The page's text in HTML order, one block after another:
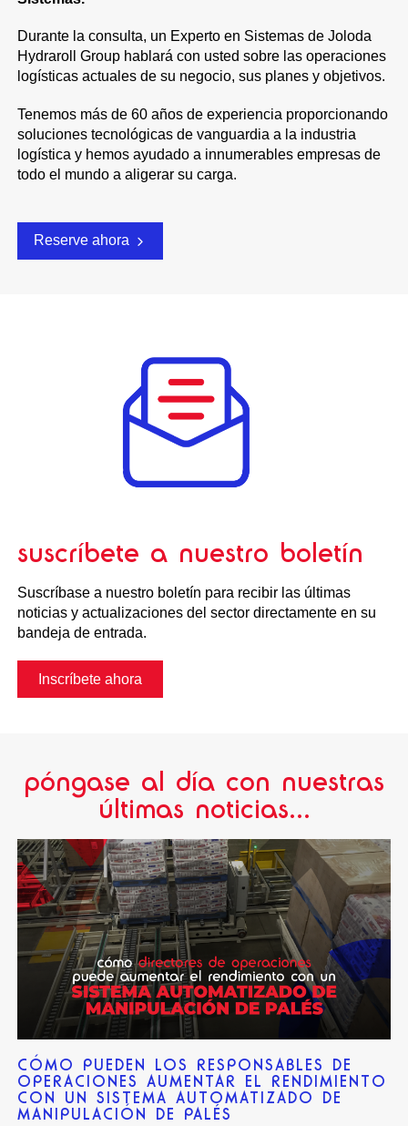
Durante la consulta, un Experto en Sistemas de Joloda
Hydraroll Group hablará con usted sobre las operaciones
logísticas actuales de su negocio, sus planes y objetivos.
Tenemos más de 60 años de experiencia proporcionando
soluciones tecnológicas de vanguardia a la industria
logística y hemos ayudado a innumerables empresas de
todo el mundo a aligerar su carga.
Reserve ahora
suscríbete a nuestro boletín
Suscríbase a nuestro boletín para recibir las últimas
noticias y actualizaciones del sector directamente en su
bandeja de entrada.
Inscríbete ahora
póngase al día con nuestras
últimas noticias...
CÓMO PUEDEN LOS RESPONSABLES DE
OPERACIONES AUMENTAR EL RENDIMIENTO
CON UN SISTEMA AUTOMATIZADO DE
MANIPULACIÓN DE PALÉS